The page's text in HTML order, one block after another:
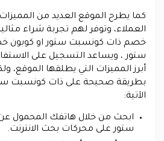
كما يطرح الموقع العديد من
العملاء، وتوفر لهم تجربة شراء
خصم ذات كونسبت ستور او كوبون
ستور ، ويساعد التسجيل على
أبرز المميزات التي يطلقها الموقع،
بطريقة صحيحة على ذات كونسبت
الآتية:
ابحث من خلال هاتفك المحمول
ستور على محركات بحث الانترنت.